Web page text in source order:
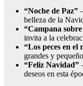
“Noche de Paz”
belleza de la
“Campana
invita a la
“Los peces en el
grandes y
“Feliz Navidad”
deseos en esta